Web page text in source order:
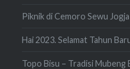
Piknik di Cemoro Sewu Jogja
Hai 2023. Selamat Tahun
Topo Bisu – Tradisi